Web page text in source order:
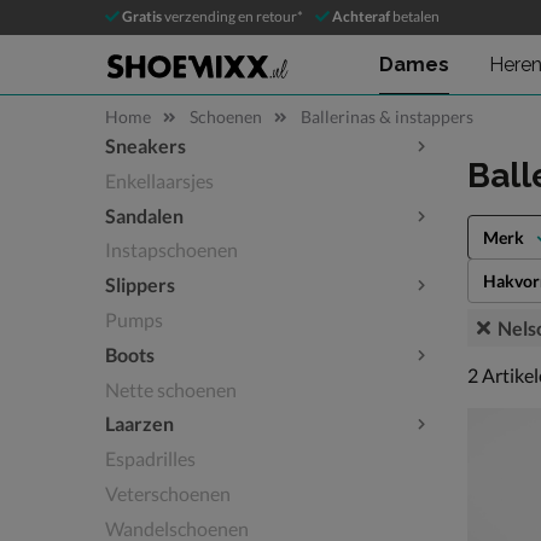
Gratisverzending en retour* Achteraf betalen
Dames Heren
Home Schoenen Ballerinas & instappers
Sla categorieën over
Sneakers
Enkellaarsjes
Sandalen
Instapschoenen
Slippers
Pumps
Boots
Nette schoenen
Laarzen
Espadrilles
Veterschoenen
Wandelschoenen
Merk
2
2